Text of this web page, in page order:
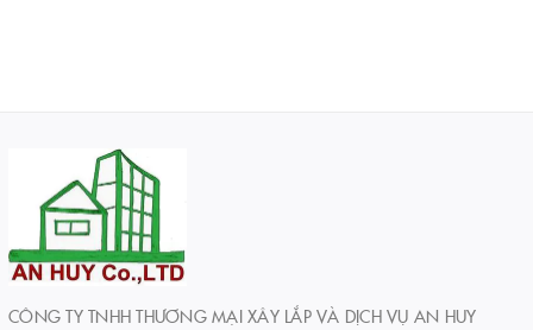
CÔNG TY TNHH THƯƠNG MẠI XÂY LẮP VÀ DỊCH VỤ AN HUY